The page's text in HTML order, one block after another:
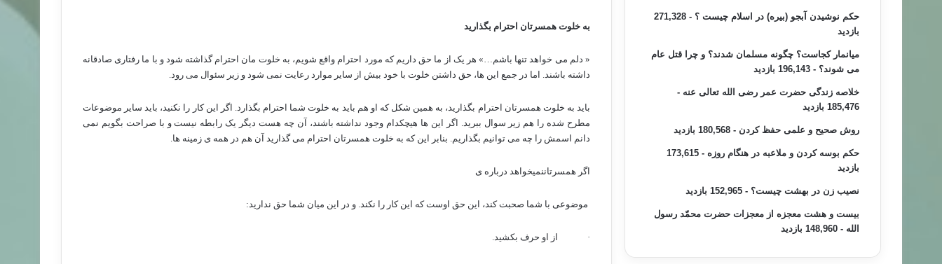
به خلوت همسرتان احترام بگذارید
« دلم می خواهد تنها باشم…» هر یک از ما حق داریم که مورد احترام واقع شویم، به خلوت مان احترام گذاشته شود و با ما رفتاری صادقانه
داشته باشند. اما در جمع این ها، حق داشتن خلوت با خود بیش از سایر موارد رعایت نمی شود و زیر سئوال می رود.
باید به خلوت همسرتان احترام بگذارید، به همین شکل که او هم باید به خلوت شما احترام بگذارد. اگر این کار را نکنید، باید سایر موضوعات
مطرح شده را هم زیر سوال ببرید. اگر این ها هیچکدام وجود نداشته باشند، آن چه هست دیگر یک رابطه نیست و با صراحت بگویم نمی
دانم اسمش را چه می توانیم بگذاریم. بنابر این که به خلوت همسرتان احترام می گذارید آن هم در همه ی زمینه ها.
اگر همسرتاننمیخواهد درباره ی
موضوعی با شما صحبت کند، این حق اوست که این کار را نکند. و در این میان شما حق ندارید:
· از او حرف بکشید.
حکم نوشیدن آبجو (بیره) در اسلام چیست ؟
- 271,328
بازدید
میانمار کجاست؟ چگونه مسلمان شدند؟ و چرا قتل عام
می شوند؟ - 196,143 بازدید
خلاصه زندگی حضرت عمر رضی الله تعالی عنه -
185,476 بازدید
روش صحیح و علمی حفظ کردن - 180,568 بازدید
حکم بوسه کردن و ملاعبه در هنگام روزه
- 173,615
بازدید
نصیب زن در بهشت چیست؟ - 152,965 بازدید
بیست و هشت معجزه از معجزات حضرت محمّد رسول
الله - 148,960 بازدید